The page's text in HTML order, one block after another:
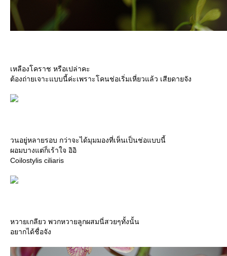
เหลืองโคราช หรือเปล่าคะ
ต้องถ่ายเจาะแบบนี้ค่ะเพราะโคนช่อเริ่มเหี่ยวแล้ว เสียดายจัง
วนอยู่หลายรอบ กว่าจะได้มุมมองที่เห็นเป็นช่อแบบนี้
ผอมบางแต่ก็เร้าใจ อิอิ
Coilostylis ciliaris
หวายเกลียว พวกหวายลูกผสมนี่สวยๆทั้งนั้น
อยากได้ชื่อจัง